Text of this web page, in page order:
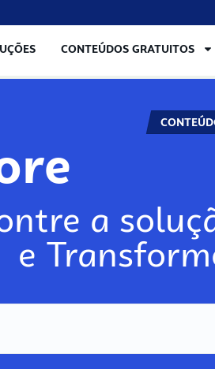
CONTEÚDOS GRATUITOS
a
e